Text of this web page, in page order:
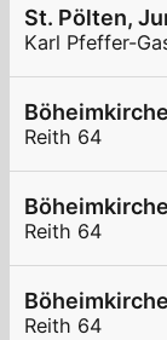
St. Pölten,
Karl Pfeffer-
Reith 64
Reith 64
Reith 64